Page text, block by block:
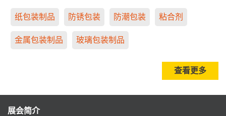
纸包装制品 防锈包装 防潮包装 粘合剂
金属包装制品 玻璃包装制品
查看更多
展会简介